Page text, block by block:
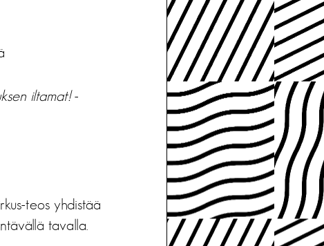
iltamat!-
teos yhdistää
tavalla.